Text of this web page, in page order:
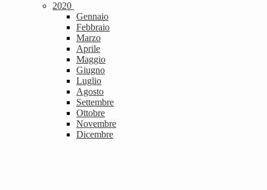
2020
Gennaio
Febbraio
Marzo
Aprile
Maggio
Giugno
Luglio
Agosto
Settembre
Ottobre
Novembre
Dicembre